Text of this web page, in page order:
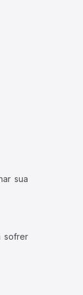
sua
sofrer